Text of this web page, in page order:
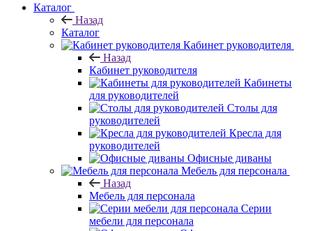
Каталог
Назад
Каталог
Кабинет руководителя
Назад
Кабинет руководителя
Кабинеты
для руководителей
Столы для
руководителей
Кресла для
руководителей
Офисные диваны
Мебель для персонала
Назад
Мебель для персонала
Серии
мебели для персонала